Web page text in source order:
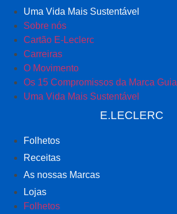
Uma Vida Mais Sustentável
Sobre nós
Cartão E-Leclerc
Carreiras
O Movimento
Os 15 Compromissos da Marca Guia
Uma Vida Mais Sustentável
E.LECLERC
Folhetos
Receitas
As nossas Marcas
Lojas
Folhetos